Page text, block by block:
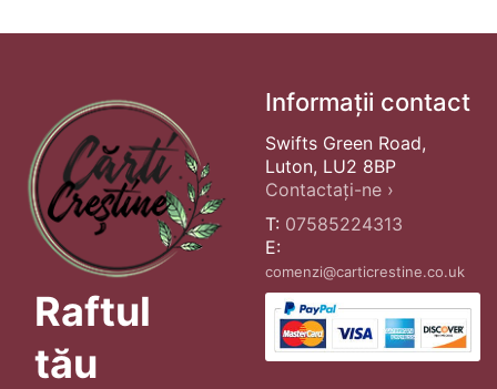
Raftul
tău
Informații contact
Swifts Green Road,
Luton, LU2 8BP
Contactați-ne ›
T: 07585224313
E:
comenzi@carticrestine.co.uk